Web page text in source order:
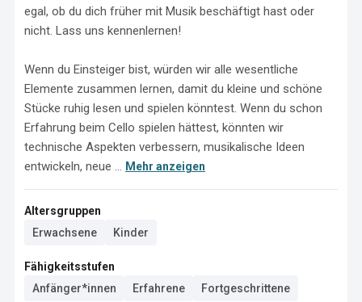
egal, ob du dich früher mit Musik beschäftigt hast oder
nicht. Lass uns kennenlernen!
Wenn du Einsteiger bist, würden wir alle wesentliche
Elemente zusammen lernen, damit du kleine und schöne
Stücke ruhig lesen und spielen könntest. Wenn du schon
Erfahrung beim Cello spielen hättest, könnten wir
technische Aspekten verbessern, musikalische Ideen
entwickeln, neue ... Mehr anzeigen
Altersgruppen
Erwachsene
Kinder
Fähigkeitsstufen
Anfänger*innen
Erfahrene
Fortgeschrittene